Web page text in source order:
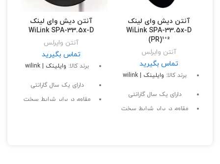
آنتن دیش وای لینک
WiLink SPA-33.5x-D
(PR)¹⁺²
آنتن وایرلس
تماس بگیرید
برند کالا: وایلینک | wilink
دارای یک سال گارانتی
مقاوم در برابر شرایط سخت
آنتن دیش وای لینک
WiLink SPA-33.5x-D
آنتن وایرلس
تماس بگیرید
برند کالا: وایلینک | wilink
دارای یک سال گارانتی
مقاوم در برابر شرایط سخت